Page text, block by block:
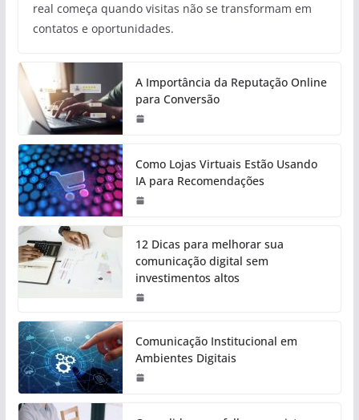
real começa quando visitas não se transformam em
contatos e oportunidades.
A Importância da Reputação Online
para Conversão
Como Lojas Virtuais Estão Usando
IA para Recomendações
12 Dicas para melhorar sua
comunicação digital sem
investimentos altos
Comunicação Institucional em
Ambientes Digitais